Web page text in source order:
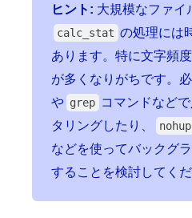
ヒント: 大規模なファイ
calc_stat の処理には
あります。特に文字頻
が多くなりがちです。必
や grep コマンドなど
タリングしたり、
nohup
などを使ってバックグ
することを検討してくだ